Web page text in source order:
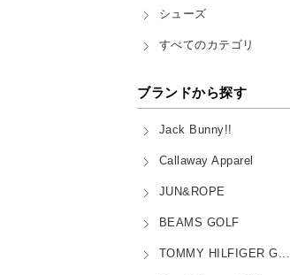
シューズ
すべてのカテゴリ
ブランドから探す
Jack Bunny!!
Callaway Apparel
JUN&ROPE
BEAMS GOLF
TOMMY HILFIGER G...